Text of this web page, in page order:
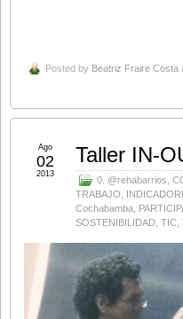
Posted by Beatriz Fraire Costa
Taller IN-
0. @rehabarrios
TRABAJO
Cochabamba
SOSTENIBILIDAD TIC
Ago
02
2013